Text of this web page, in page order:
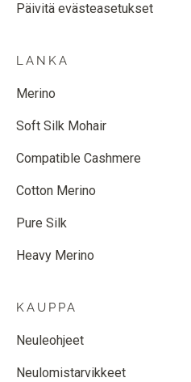
Päivitä evästeasetukset
LANKA
Merino
Soft Silk Mohair
Compatible Cashmere
Cotton Merino
Pure Silk
Heavy Merino
KAUPPA
Neuleohjeet
Neulomistarvikkeet